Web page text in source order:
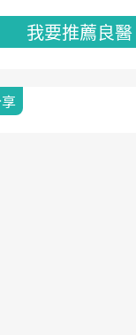
我要推薦良醫